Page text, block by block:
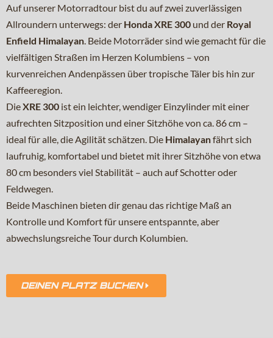
Auf unserer Motorradtour bist du auf zwei zuverlässigen
Allroundern unterwegs: der Honda XRE 300 und der Royal
Enfield Himalayan. Beide Motorräder sind wie gemacht für die
vielfältigen Straßen im Herzen Kolumbiens – von
kurvenreichen Andenpässen über tropische Täler bis hin zur
Kaffeeregion.
DieXRE 300 ist ein leichter, wendiger Einzylinder mit einer
aufrechten Sitzposition und einer Sitzhöhe von ca. 86 cm –
ideal für alle, die Agilität schätzen. Die Himalayanfährt sich
laufruhig, komfortabel und bietet mit ihrer Sitzhöhe von etwa
80 cm besonders viel Stabilität – auch auf Schotter oder
Feldwegen.
Beide Maschinen bieten dir genau das richtige Maß an
Kontrolle und Komfort für unsere entspannte, aber
abwechslungsreiche Tour durch Kolumbien.
DEINEN PLATZ BUCHEN